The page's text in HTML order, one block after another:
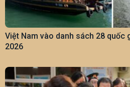
Việt Nam vào danh sách 28 quốc
2026